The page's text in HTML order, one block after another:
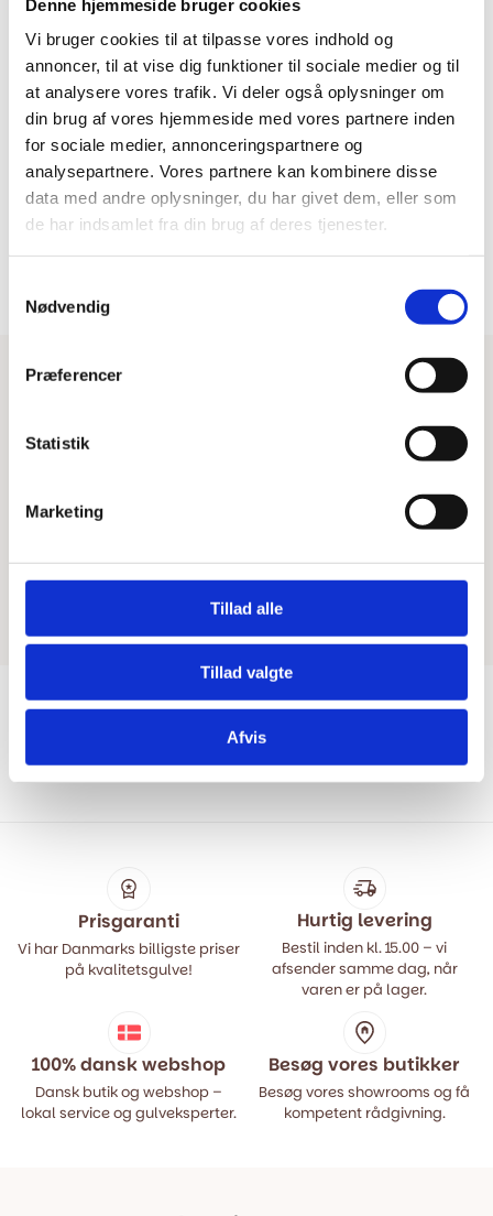
Denne hjemmeside bruger cookies
Vi bruger cookies til at tilpasse vores indhold og
annoncer, til at vise dig funktioner til sociale medier og til
at analysere vores trafik. Vi deler også oplysninger om
din brug af vores hjemmeside med vores partnere inden
for sociale medier, annonceringspartnere og
analysepartnere. Vores partnere kan kombinere disse
data med andre oplysninger, du har givet dem, eller som
de har indsamlet fra din brug af deres tjenester.
Nødvendig
Præferencer
Statistik
Marketing
Tillad alle
Tillad valgte
Afvis
pris
var:
999,00 kr..
pris
er:
829,00 kr..
Herregårdsplank - Invisible
Mat Lak Rustik Børstet
oprindelige
849,00 kr..
aktuelle
589,00 kr..
Prisgaranti
Vi har Danmarks billigste priser
på kvalitetsgulve!
Hurtig levering
Bestil inden kl. 15.00 – vi
afsender samme dag, når
varen er på lager.
100% dansk webshop
Dansk butik og webshop –
lokal service og gulveksperter.
Besøg vores butikker
Besøg vores showrooms og få
kompetent rådgivning.